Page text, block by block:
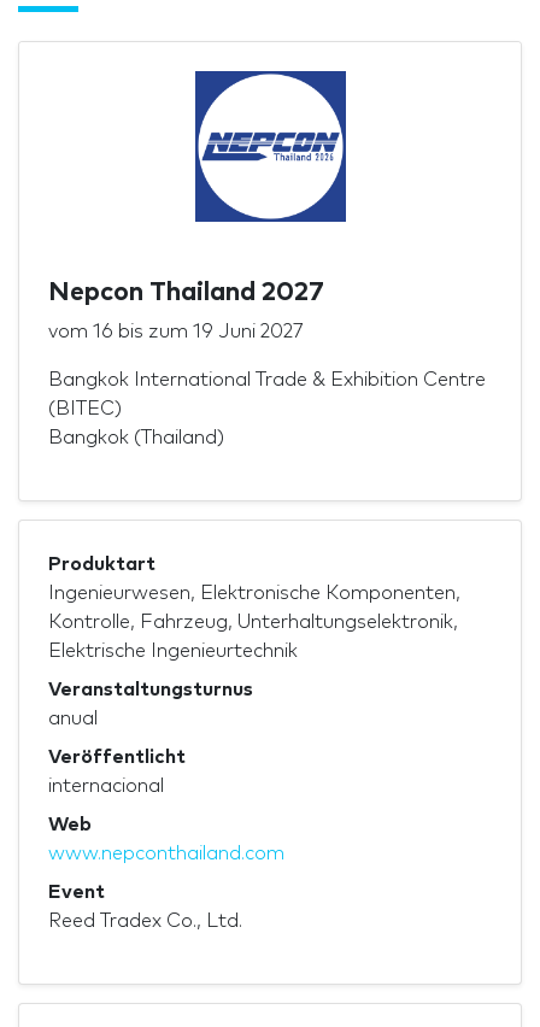
Nepcon Thailand 2027
vom 16 bis zum 19 Juni 2027
Bangkok International Trade & Exhibition Centre
(BITEC)
Bangkok (Thailand)
Produktart
Ingenieurwesen, Elektronische Komponenten,
Kontrolle, Fahrzeug, Unterhaltungselektronik,
Elektrische Ingenieurtechnik
Veranstaltungsturnus
anual
Veröffentlicht
internacional
Web
www.nepconthailand.com
Event
Reed Tradex Co., Ltd.